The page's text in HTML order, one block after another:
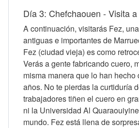
Día 3: Chefchaouen - Visita
A continuación, visitarás Fez,
antiguas e importantes de
Fez (ciudad vieja) es como
Verás a gente fabricando cuero,
misma manera que lo han
años. No te pierdas la curtiduría
trabajadores tiñen el cuero en
ni la Universidad Al
mundo. Fez está llena de